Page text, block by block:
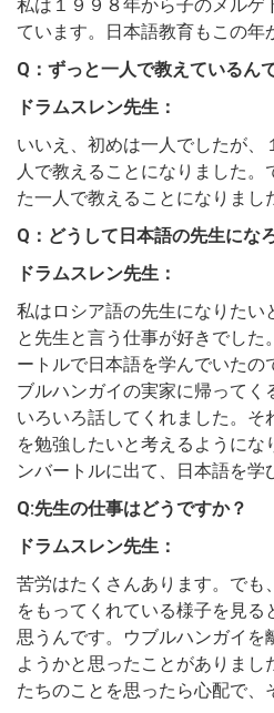
私は１９９８年から子のメルゲ
ています。日本語教育もこの年
Q：ずっと一人で教えているん
ドラムスレン先生：
いいえ、初めは一人でしたが、
人で教えることになりました。
た一人で教えることになりまし
Q：どうして日本語の先生にな
ドラムスレン先生：
私はロシア語の先生になりたい
と先生と言う仕事が好きでし
ートルで日本語を学んでいたの
ブルハンガイの実家に帰って
いろいろ話してくれました。
を勉強したいと考えるようにな
ンバートルに出て、日本語を学
Q:先生の仕事はどうですか？
ドラムスレン先生：
苦労はたくさんあります。でも
をもってくれている様子を見る
思うんです。ウブルハンガイを
ようかと思ったことがありま
たちのことを思ったら心配で、